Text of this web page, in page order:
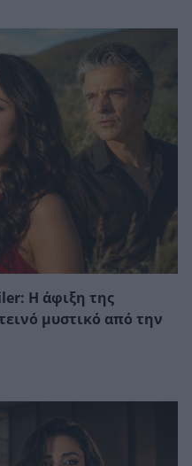
Η άφιξη της
μυστικό από την